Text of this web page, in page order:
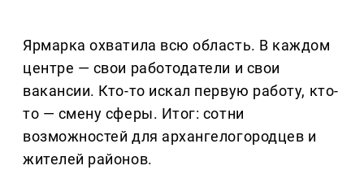
Ярмарка охватила всю область. В каждом
центре — свои работодатели и свои
вакансии. Кто-то искал первую работу, кто-
то — смену сферы. Итог: сотни
возможностей для архангелогородцев и
жителей районов.